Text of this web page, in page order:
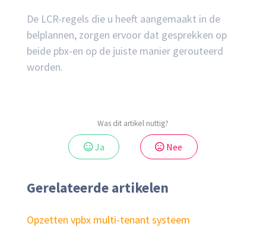
De LCR-regels die u heeft aangemaakt in de
belplannen, zorgen ervoor dat gesprekken op
beide pbx-en op de juiste manier gerouteerd
worden.
Was dit artikel nuttig?
Ja Nee
Gerelateerde artikelen
Opzetten vpbx multi-tenant systeem